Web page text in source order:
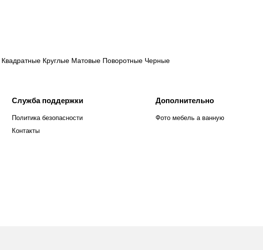
Квадратные Круглые Матовые Поворотные Черные
Служба поддержки
Политика безопасности
Контакты
Дополнительно
Фото мебель а ванную